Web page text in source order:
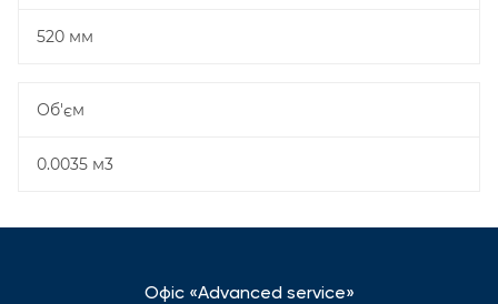
520 мм
Об'єм
0.0035 м3
Офіс «Advanced service»